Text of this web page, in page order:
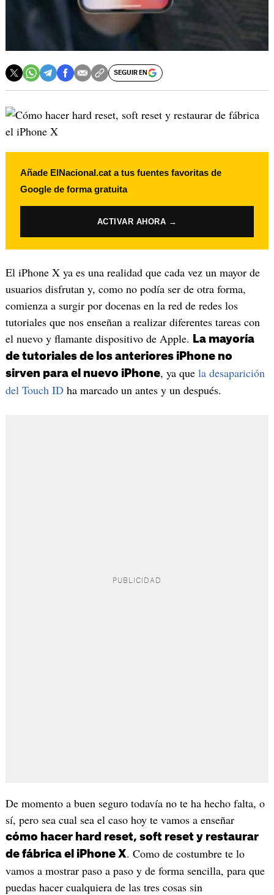
SEGUIR EN
Añade ElNacional.cat a tus fuentes favoritas de
Google de forma gratuita
ACTIVAR AHORA →
El iPhone X ya es una realidad que cada vez un mayor de
usuarios disfrutan y, como no podía ser de otra forma,
comienza a surgir por docenas en la red de redes los
tutoriales que nos enseñan a realizar diferentes tareas con
el nuevo y flamante dispositivo de Apple.
La mayoría
de tutoriales de los anteriores iPhone no
sirven para el nuevo iPhone, ya que la desaparición
del Touch IDha marcado un antes y un después.
De momento a buen seguro todavía no te ha hecho falta, o
sí, pero sea cual sea el caso hoy te vamos a enseñar
cómo hacer hard reset, soft reset y restaurar
de fábrica el iPhone X. Como de costumbre te lo
vamos a mostrar paso a paso y de forma sencilla, para que
puedas hacer cualquiera de las tres cosas sin